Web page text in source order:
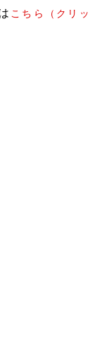
こちら（クリッ